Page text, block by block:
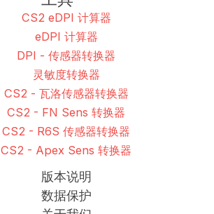
CS2 eDPI 计算器
eDPI 计算器
DPI - 传感器转换器
灵敏度转换器
CS2 - 瓦洛传感器转换器
CS2 - FN Sens 转换器
CS2 - R6S 传感器转换器
CS2 - Apex Sens 转换器
版本说明
数据保护